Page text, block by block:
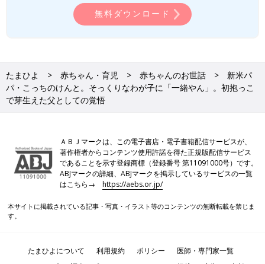
無料ダウンロード
たまひよ 赤ちゃん・育児 赤ちゃんのお世話
新米パ
パ・こっちのけんと。そっくりなわが子に「一緒やん」。初抱っこ
で芽生えた父としての覚悟
ＡＢＪマークは、この電子書店・電子書籍配信サービスが、
著作権者からコンテンツ使用許諾を得た正規版配信サービス
であることを示す登録商標（登録番号 第11091000号）です。
ABJマークの詳細、ABJマークを掲示しているサービスの一覧
はこちら→https://aebs.or.jp/
本サイトに掲載されている記事・写真・イラスト等のコンテンツの無断転載を禁じま
す。
たまひよについて 利用規約 ポリシー
医師・専門家一覧